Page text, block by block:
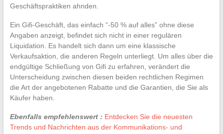
Geschäftspraktiken ahnden.
Ein Gifi-Geschäft, das einfach “-50 % auf alles” ohne diese
Angaben anzeigt, befindet sich nicht in einer regulären
Liquidation. Es handelt sich dann um eine klassische
Verkaufsaktion, die anderen Regeln unterliegt. Um alles über die
endgültige Schließung von Gifi zu erfahren, verändert die
Unterscheidung zwischen diesen beiden rechtlichen Regimen
die Art der angebotenen Rabatte und die Garantien, die Sie als
Käufer haben.
Ebenfalls empfehlenswert : Entdecken Sie die neuesten
Trends und Nachrichten aus der Kommunikations- und